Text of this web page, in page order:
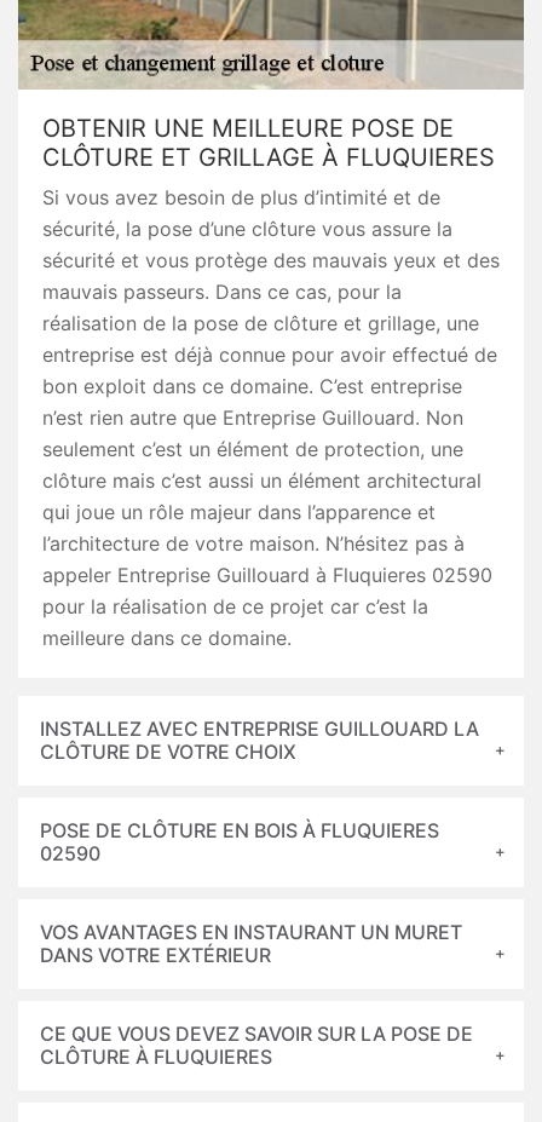
OBTENIR UNE MEILLEURE POSE DE
CLÔTURE ET GRILLAGE À FLUQUIERES
Si vous avez besoin de plus d’intimité et de
sécurité, la pose d’une clôture vous assure la
sécurité et vous protège des mauvais yeux et des
mauvais passeurs. Dans ce cas, pour la
réalisation de la pose de clôture et grillage, une
entreprise est déjà connue pour avoir effectué de
bon exploit dans ce domaine. C’est entreprise
n’est rien autre que Entreprise Guillouard. Non
seulement c’est un élément de protection, une
clôture mais c’est aussi un élément architectural
qui joue un rôle majeur dans l’apparence et
l’architecture de votre maison. N’hésitez pas à
appeler Entreprise Guillouard à Fluquieres 02590
pour la réalisation de ce projet car c’est la
meilleure dans ce domaine.
INSTALLEZ AVEC ENTREPRISE GUILLOUARD LA
CLÔTURE DE VOTRE CHOIX
POSE DE CLÔTURE EN BOIS À FLUQUIERES
02590
VOS AVANTAGES EN INSTAURANT UN MURET
DANS VOTRE EXTÉRIEUR
CE QUE VOUS DEVEZ SAVOIR SUR LA POSE DE
CLÔTURE À FLUQUIERES